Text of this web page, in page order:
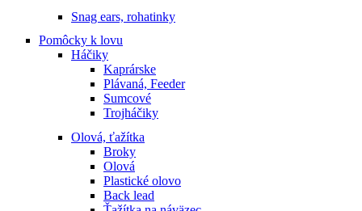
Snag ears, rohatinky
Pomôcky k lovu
Háčiky
Kaprárske
Plávaná, Feeder
Sumcové
Trojháčiky
Olová, ťažítka
Broky
Olová
Plastické olovo
Back lead